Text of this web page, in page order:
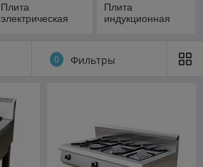
Плита
электрическая
Плита
индукционная
0 Фильтры